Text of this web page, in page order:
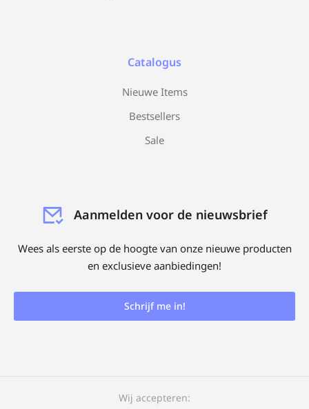
Catalogus
Nieuwe Items
Bestsellers
Sale
Aanmelden voor de nieuwsbrief
Wees als eerste op de hoogte van onze nieuwe producten
en exclusieve aanbiedingen!
Schrijf me in!
Wij accepteren: